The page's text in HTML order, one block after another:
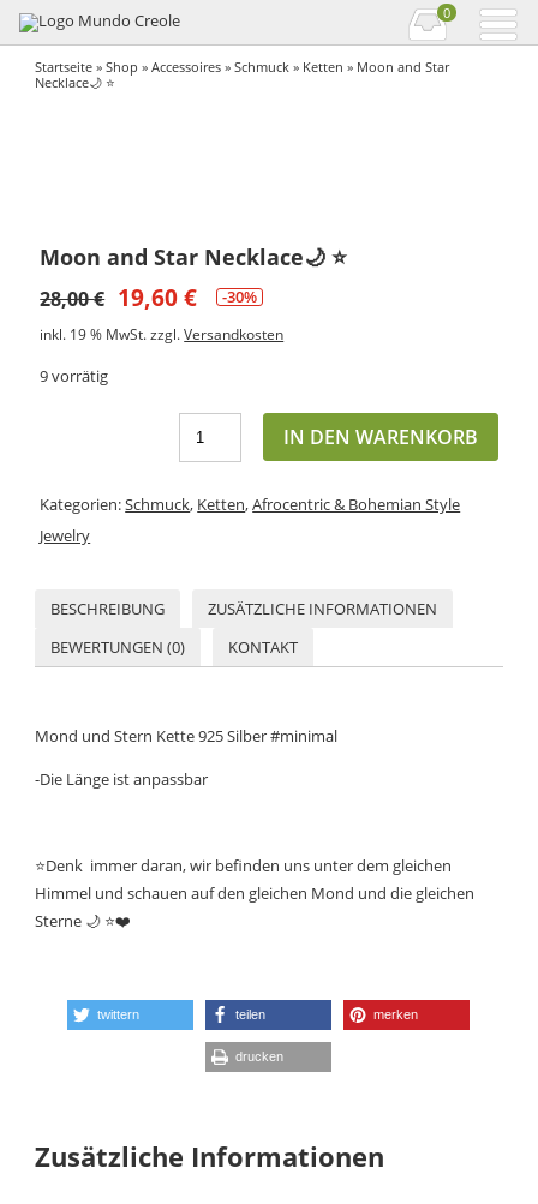
0
Startseite »Shop »Accessoires »Schmuck » Ketten » Moon and Star
Necklace🌙 ⭐️
Moon and Star Necklace🌙 ⭐️
28,00€ 19,60€ -30%
inkl. 19 % MwSt. zzgl.Versandkosten
9 vorrätig
IN DEN WARENKORB
Kategorien:Schmuck, Ketten,Afrocentric & Bohemian Style
Jewelry
BESCHREIBUNG
ZUSÄTZLICHE INFORMATIONEN
BEWERTUNGEN (0)
KONTAKT
Mond und Stern Kette 925 Silber #minimal
-Die Länge ist anpassbar
⭐️Denk immer daran, wir befinden uns unter dem gleichen
Himmel und schauen auf den gleichen Mond und die gleichen
Sterne 🌙 ⭐️❤️
twittern teilen merken
drucken
Zusätzliche Informationen